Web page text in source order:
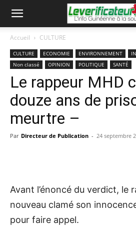
Accueil CULTURE
CULTURE ECONOMIE ENVIRONNEMENT
Non classé
OPINION POLITIQUE SANTÉ
Le rappeur MHD
douze ans de
meurtre –
Par Directeur de Publication - 24 septembre
Avant l’énoncé du verdict, le
nouveau clamé son
pour faire appel.